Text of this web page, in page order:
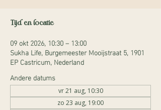
Tijd en locatie
09 okt 2026, 10:30 – 13:00
Sukha Life, Burgemeester Mooijstraat 5, 1901
EP Castricum, Nederland
Andere datums
vr 21 aug, 10:30
zo 23 aug, 19:00